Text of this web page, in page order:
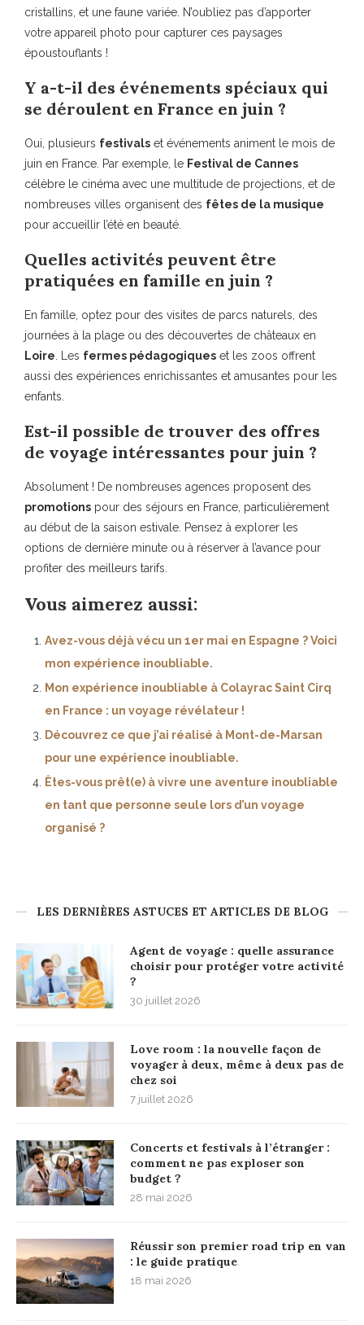
cristallins, et une faune variée. N’oubliez pas d’apporter
votre appareil photo pour capturer ces paysages
époustouflants !
Y a-t-il des événements spéciaux qui
se déroulent en France en juin ?
Oui, plusieurs festivals et événements animent le mois de
juin en France. Par exemple, le Festival de Cannes
célèbre le cinéma avec une multitude de projections, et de
nombreuses villes organisent des fêtes de la musique
pour accueillir l’été en beauté.
Quelles activités peuvent être
pratiquées en famille en juin ?
En famille, optez pour des visites de parcs naturels, des
journées à la plage ou des découvertes de châteaux en
Loire. Les fermes pédagogiques et les zoos offrent
aussi des expériences enrichissantes et amusantes pour les
enfants.
Est-il possible de trouver des offres
de voyage intéressantes pour juin ?
Absolument ! De nombreuses agences proposent des
promotions pour des séjours en France, particulièrement
au début de la saison estivale. Pensez à explorer les
options de dernière minute ou à réserver à l’avance pour
profiter des meilleurs tarifs.
Vous aimerez aussi:
Avez-vous déjà vécu un 1er mai en Espagne ? Voici
mon expérience inoubliable.
Mon expérience inoubliable à Colayrac Saint Cirq
en France : un voyage révélateur !
Découvrez ce que j’ai réalisé à Mont-de-Marsan
pour une expérience inoubliable.
Êtes-vous prêt(e) à vivre une aventure inoubliable
en tant que personne seule lors d’un voyage
organisé ?
LES DERNIÈRES ASTUCES ET ARTICLES DE BLOG
Agent de voyage : quelle assurance
choisir pour protéger votre activité
?
30 juillet 2026
Love room : la nouvelle façon de
voyager à deux, même à deux pas de
chez soi
7 juillet 2026
Concerts et festivals à l’étranger :
comment ne pas exploser son
budget ?
28 mai 2026
Réussir son premier road trip en van
: le guide pratique
18 mai 2026